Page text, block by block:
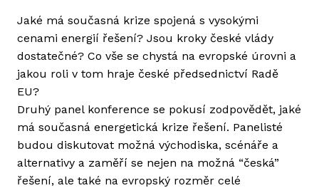
Jaké má současná krize spojená s vysokými
cenami energií řešení? Jsou kroky české vlády
dostatečné? Co vše se chystá na evropské úrovni a
jakou roli v tom hraje české předsednictví Radě
EU?
Druhý panel konference se pokusí zodpovědět, jaké
má současná energetická krize řešení. Panelisté
budou diskutovat možná východiska, scénáře a
alternativy a zaměří se nejen na možná “česká”
řešení, ale také na evropský rozměr celé